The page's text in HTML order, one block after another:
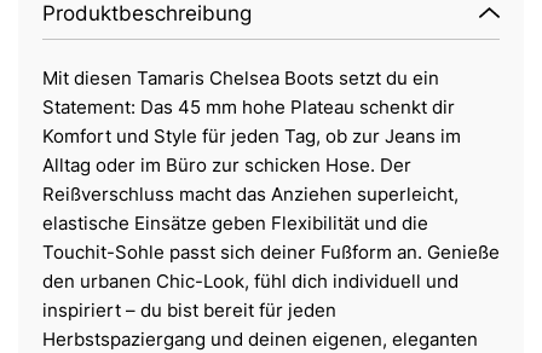
Produktbeschreibung
Mit diesen Tamaris Chelsea Boots setzt du ein
Statement: Das 45 mm hohe Plateau schenkt dir
Komfort und Style für jeden Tag, ob zur Jeans im
Alltag oder im Büro zur schicken Hose. Der
Reißverschluss macht das Anziehen superleicht,
elastische Einsätze geben Flexibilität und die
Touchit-Sohle passt sich deiner Fußform an. Genieße
den urbanen Chic-Look, fühl dich individuell und
inspiriert – du bist bereit für jeden
Herbstspaziergang und deinen eigenen, eleganten